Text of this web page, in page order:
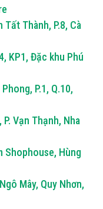
Tất Thành, P.8, Cà
KP1, Đặc khu Phú
P.1, Q.10,
P. Vạn Thạnh, Nha
Shophouse, Hùng
Mây, Quy Nhơn,